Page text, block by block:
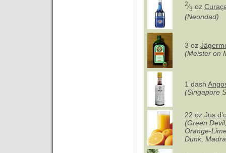
2⁄3 oz
(Neondad)
3 oz
(Meister on
1 dash
(Singapore
22 oz Jus
(Green
Orange-
Dunk,